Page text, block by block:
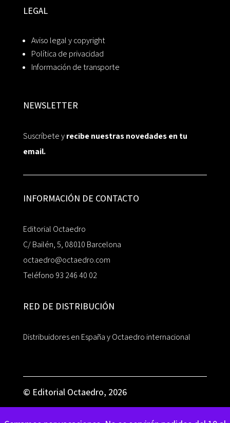
LEGAL
Aviso legal y copyright
Política de privacidad
Información de transporte
NEWSLETTER
Suscríbete yrecibe nuestras novedades en tu
email.
INFORMACIÓN DE CONTACTO
Editorial Octaedro
C/ Bailén, 5, 08010 Barcelona
octaedro@octaedro.com
Teléfono 93 246 40 02
RED DE DISTRIBUCIÓN
Distribuidores en España y Octaedro internacional
© Editorial Octaedro, 2026